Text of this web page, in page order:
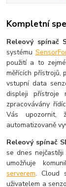
Kompletní
Releový spínač
systému
použití a to
měřících přístrojů,
vstupní data
displeji přístroje
zpracovávány
Vás
automatizovaně
Releový spínač
se dnes
umožňuje
serverem. Cloud
uživatelem a